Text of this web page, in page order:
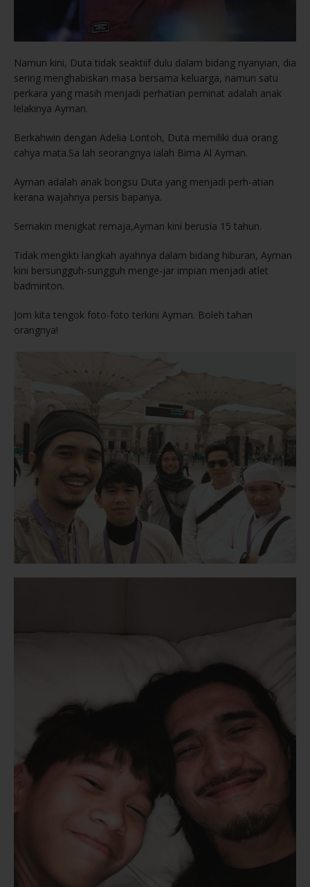
Namun kini, Duta tidak seaktiif dulu dalam bidang nyanyian, dia
sering menghabiskan masa bersama keluarga, namun satu
perkara yang masih menjadi perhatian peminat adalah anak
lelakinya Ayman.
Berkahwin dengan Adelia Lontoh, Duta memiliki dua orang
cahya mata.Sa lah seorangnya ialah Bima Al Ayman.
Ayman adalah anak bongsu Duta yang menjadi perh-atian
kerana wajahnya persis bapanya.
Semakin menigkat remaja,Ayman kini berusia 15 tahun.
Tidak mengikti langkah ayahnya dalam bidang hiburan, Ayman
kini bersungguh-sungguh menge-jar impian menjadi atlet
badminton.
Jom kita tengok foto-foto terkini Ayman. Boleh tahan
orangnya!